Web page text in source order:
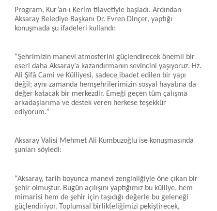
Program, Kur’an-ı Kerim tilavetiyle başladı. Ardından
Aksaray Belediye Başkanı Dr. Evren Dinçer, yaptığı
konuşmada şu ifadeleri kullandı:
“Şehrimizin manevi atmosferini güçlendirecek önemli bir
eseri daha Aksaray’a kazandırmanın sevincini yaşıyoruz. Hz.
Ali Şifâ Cami ve Külliyesi, sadece ibadet edilen bir yapı
değil; aynı zamanda hemşehrilerimizin sosyal hayatına da
değer katacak bir merkezdir. Emeği geçen tüm çalışma
arkadaşlarıma ve destek veren herkese teşekkür
ediyorum.”
Aksaray Valisi Mehmet Ali Kumbuzoğlu ise konuşmasında
şunları söyledi:
“Aksaray, tarih boyunca manevi zenginliğiyle öne çıkan bir
şehir olmuştur. Bugün açılışını yaptığımız bu külliye, hem
mimarisi hem de şehir için taşıdığı değerle bu geleneği
güçlendiriyor. Toplumsal birlikteliğimizi pekiştirecek,